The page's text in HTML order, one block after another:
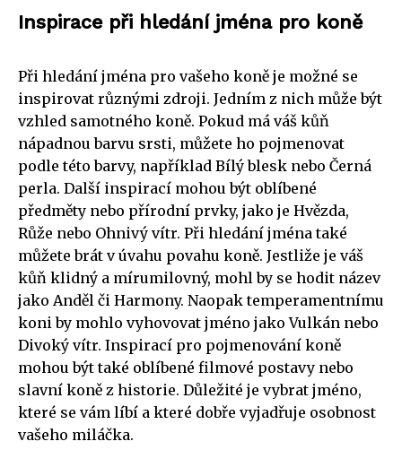
Inspirace při hledání jména pro koně
Při hledání jména pro vašeho koně je možné se
inspirovat různými zdroji. Jedním z nich může být
vzhled samotného koně. Pokud má váš kůň
nápadnou barvu srsti, můžete ho pojmenovat
podle této barvy, například Bílý blesk nebo Černá
perla. Další inspirací mohou být oblíbené
předměty nebo přírodní prvky, jako je Hvězda,
Růže nebo Ohnivý vítr. Při hledání jména také
můžete brát v úvahu povahu koně. Jestliže je váš
kůň klidný a mírumilovný, mohl by se hodit název
jako Anděl či Harmony. Naopak temperamentnímu
koni by mohlo vyhovovat jméno jako Vulkán nebo
Divoký vítr. Inspirací pro pojmenování koně
mohou být také oblíbené filmové postavy nebo
slavní koně z historie. Důležité je vybrat jméno,
které se vám líbí a které dobře vyjadřuje osobnost
vašeho miláčka.